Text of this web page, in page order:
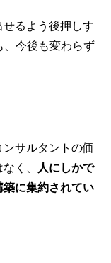
るよう後押しす
、今後も変わらず
サルタントの価
く、
人にしかで
築に集約されてい